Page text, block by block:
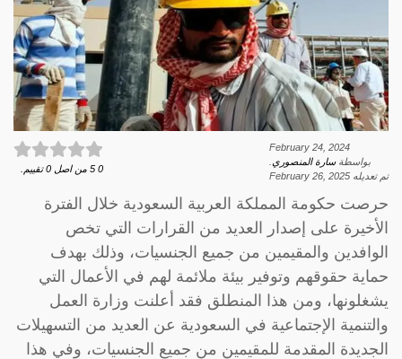
February 24, 2024
بواسطةسارة المنصوري
تم تعديله February 26, 2025
0
5 من اصل 0 تقييم.
حرصت حكومة المملكة العربية السعودية خلال الفترة
الأخيرة على إصدار العديد من القرارات التي تخص
الوافدين والمقيمين من جميع الجنسيات، وذلك بهدف
حماية حقوقهم وتوفير بيئة ملائمة لهم في الأعمال التي
يشغلونها، ومن هذا المنطلق فقد أعلنت وزارة العمل
والتنمية الإجتماعية في السعودية عن العديد من التسهيلات
الجديدة المقدمة للمقيمين من جميع الجنسيات، وفي هذا